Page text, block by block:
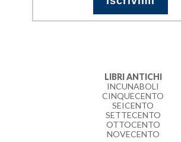
LIBRI ANTICHI
INCUNABOLI
CINQUECENTO
SEICENTO
SETTECENTO
OTTOCENTO
NOVECENTO